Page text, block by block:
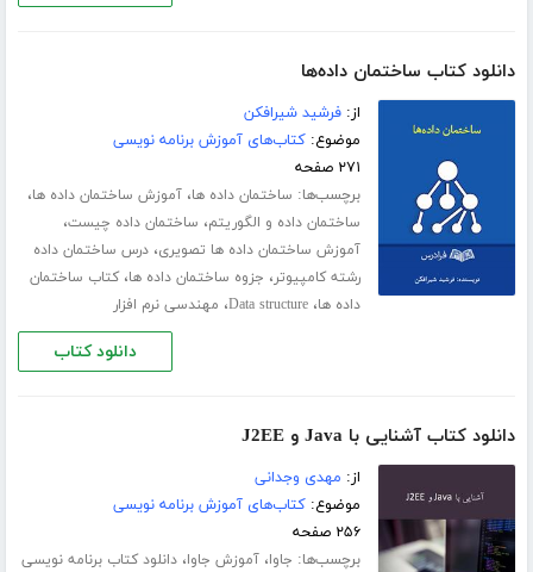
دانلود کتاب ساختمان داده‌ها
از:فرشید شیرافکن
موضوع:کتاب‌های آموزش برنامه نویسی
۲۷۱ صفحه
برچسب‌ها: ساختمان داده ها،آموزش ساختمان داده ها،
ساختمان داده و الگوریتم، ساختمان داده چیست،
آموزش ساختمان داده ها تصویری،درس ساختمان داده
رشته کامپیوتر، جزوه ساختمان داده ها،کتاب ساختمان
داده ها،Data structure، مهندسی نرم افزار
دانلود کتاب
دانلود کتاب آشنایی با Java و J2EE
از: مهدی وجدانی
موضوع:کتاب‌های آموزش برنامه نویسی
۲۵۶ صفحه
برچسب‌ها: جاوا،آموزش جاوا،دانلود کتاب برنامه نویسی